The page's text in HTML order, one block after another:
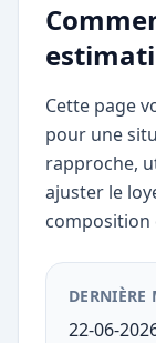
Cette page
pour une
rapproche,
ajuster le
composition
22-06-